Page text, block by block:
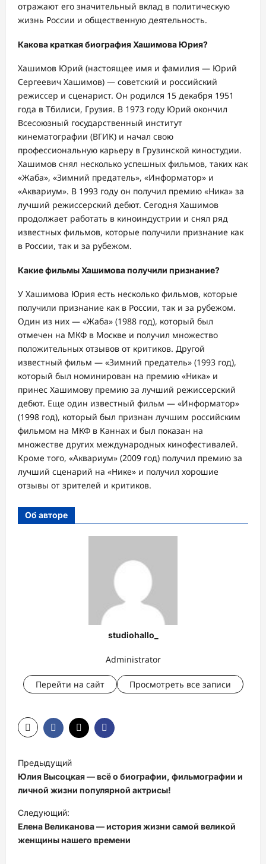
отражают его значительный вклад в политическую
жизнь России и общественную деятельность.
Какова краткая биография Хашимова Юрия?
Хашимов Юрий (настоящее имя и фамилия — Юрий
Сергеевич Хашимов) — советский и российский
режиссер и сценарист. Он родился 15 декабря 1951
года в Тбилиси, Грузия. В 1973 году Юрий окончил
Всесоюзный государственный институт
кинематографии (ВГИК) и начал свою
профессиональную карьеру в Грузинской киностудии.
Хашимов снял несколько успешных фильмов, таких как
«Жаба», «Зимний предатель», «Информатор» и
«Аквариум». В 1993 году он получил премию «Ника» за
лучший режиссерский дебют. Сегодня Хашимов
продолжает работать в киноиндустрии и снял ряд
известных фильмов, которые получили признание как
в России, так и за рубежом.
Какие фильмы Хашимова получили признание?
У Хашимова Юрия есть несколько фильмов, которые
получили признание как в России, так и за рубежом.
Один из них — «Жаба» (1988 год), который был
отмечен на МКФ в Москве и получил множество
положительных отзывов от критиков. Другой
известный фильм — «Зимний предатель» (1993 год),
который был номинирован на премию «Ника» и
принес Хашимову премию за лучший режиссерский
дебют. Еще один известный фильм — «Информатор»
(1998 год), который был признан лучшим российским
фильмом на МКФ в Каннах и был показан на
множестве других международных кинофестивалей.
Кроме того, «Аквариум» (2009 год) получил премию за
лучший сценарий на «Нике» и получил хорошие
отзывы от зрителей и критиков.
Об авторе
studiohallo_
Administrator
Перейти на сайт Просмотреть все записи
Н
а
в
и
г
а
Предыдущий
Юлия Высоцкая — всё о биографии, фильмографии и
личной жизни популярной актрисы!
Следующий:
Елена Великанова — история жизни самой великой
женщины нашего времени